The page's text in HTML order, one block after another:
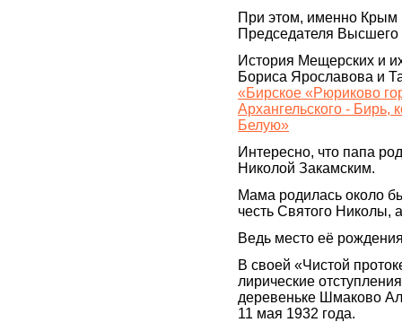
При этом, именно Крым
Председателя Высшего
История Мещерских и
Бориса Ярославова и
«Бирское «Рюриково
Архангельского - Бирь,
Белую»
Интересно, что папа
Николой Закамским.
Мама родилась около
честь Святого Николы,
Ведь место её
В своей «Чистой
лирические
деревеньке Шмаково
11 мая 1932 года.